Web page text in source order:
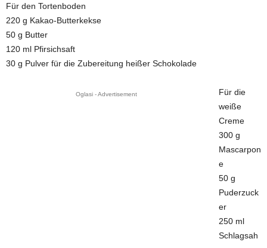
Für den Tortenboden
220 g Kakao-Butterkekse
50 g Butter
120 ml Pfirsichsaft
30 g Pulver für die Zubereitung heißer Schokolade
Oglasi - Advertisement
Für die
weiße
Creme
300 g
Mascarpon
e
50 g
Puderzuck
er
250 ml
Schlagsah